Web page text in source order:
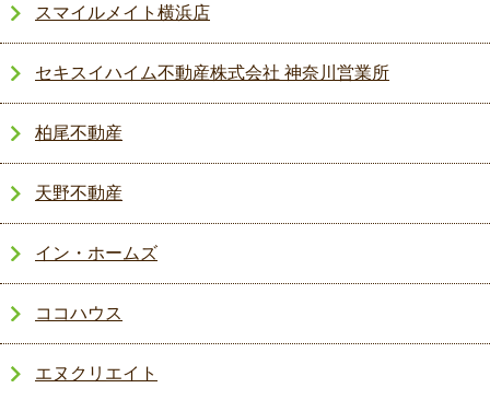
スマイルメイト横浜店
セキスイハイム不動産株式会社 神奈川営業所
柏尾不動産
天野不動産
イン・ホームズ
ココハウス
エヌクリエイト